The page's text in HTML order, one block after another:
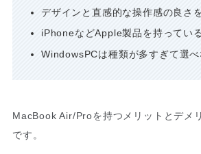
デザインと直感的な操作感の良さ
iPhoneなどApple製品を持ってい
WindowsPCは種類が多すぎて選べ
MacBook Air/Proを持つメリットとデメ
です。